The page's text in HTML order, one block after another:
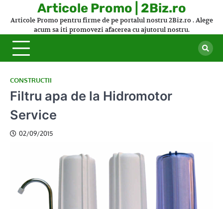
Articole Promo | 2Biz.ro
Articole Promo pentru firme de pe portalul nostru 2Biz.ro . Alege
acum sa iti promovezi afacerea cu ajutorul nostru.
CONSTRUCTII
Filtru apa de la Hidromotor
Service
02/09/2015